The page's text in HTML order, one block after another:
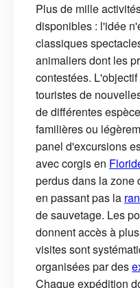
Plus de mille
disponibles : l'idée
classiques
animaliers dont les
contestées.
touristes de
de différentes
familières ou
panel d'excursions
avec corgis en
perdus dans la zone
en passant pas la
de sauvetage. Les
donnent accès à
visites sont
organisées par des
Chaque expédition